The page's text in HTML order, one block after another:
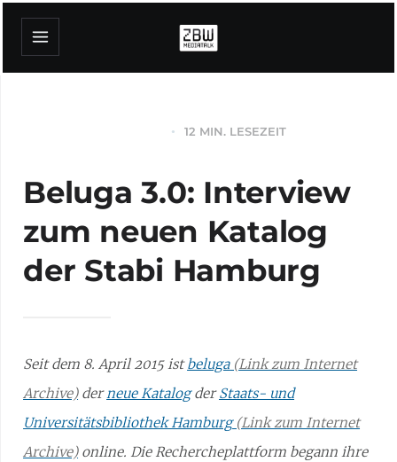
12 MIN. LESEZEIT
Beluga 3.0: Interview
zum neuen Katalog
der Stabi Hamburg
Seit dem 8. April 2015 istbeluga
derneue KatalogderStaats- und
Universitätsbibliothek Hamburg
online. Die Rechercheplattform begann ihre